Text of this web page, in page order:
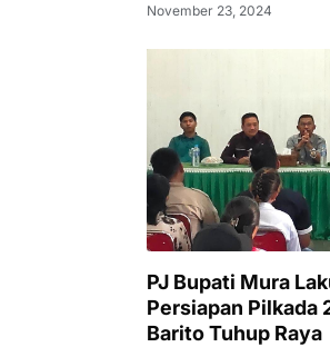
November 23, 2024
PJ Bupati Mura
Persiapan Pilkada
Barito Tuhup Raya